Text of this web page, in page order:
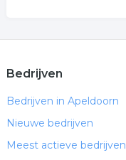
Bedrijven
Bedrijven in Apeldoorn
Nieuwe bedrijven
Meest actieve bedrijven